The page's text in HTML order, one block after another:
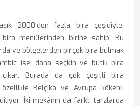
2000’den fazla bira çeşidiyle,
menülerinden birine sahip. Bu
ve bölgelerden birçok bira bulmak
ise, daha seçkin ve butik bira
çıkar. Burada da çok çeşitli bira
Belçika ve Avrupa kökenli
İki mekânın da farklı tarzlarda